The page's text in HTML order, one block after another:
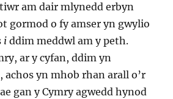
am dair mlynedd erbyn
gormod o fy amser yn gwylio
i ddim meddwl am y peth.
ar y cyfan, ddim yn
achos yn mhob rhan arall o’r
gan y Cymry agwedd hynod